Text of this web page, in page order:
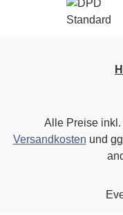
Alle Preise inkl.
Versandkosten und